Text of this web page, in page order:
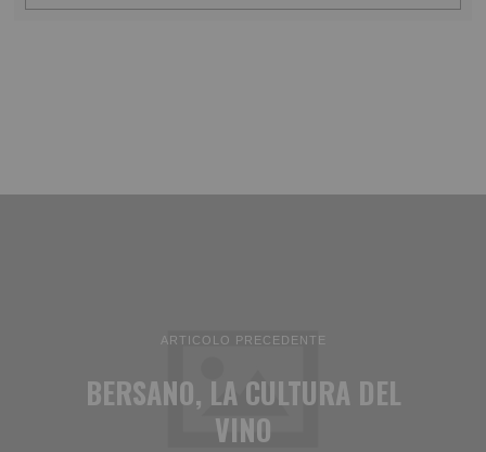
ARTICOLO PRECEDENTE
BERSANO, LA CULTURA DEL
VINO